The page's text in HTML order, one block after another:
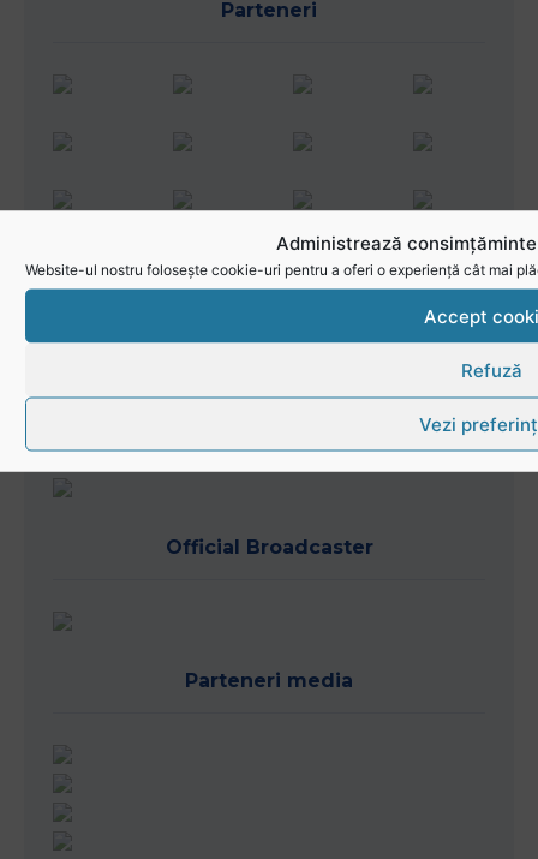
Administrează
Website-ul nostru folosește cookie-uri pentru a oferi o experiență cât mai
Accept
Refuză
Vezi
Parteneri
Official Broadcaster
Parteneri media